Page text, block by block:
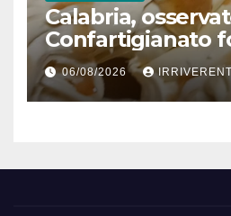
600mila €
Calabria,
Confartigianato
comparto
laboratori
artigiani
06/08/2026